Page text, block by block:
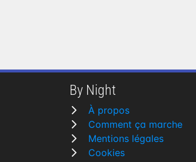
By Night
À propos
Comment ça marche
Mentions légales
Cookies